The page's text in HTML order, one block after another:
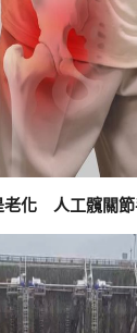
老化 人工髖關